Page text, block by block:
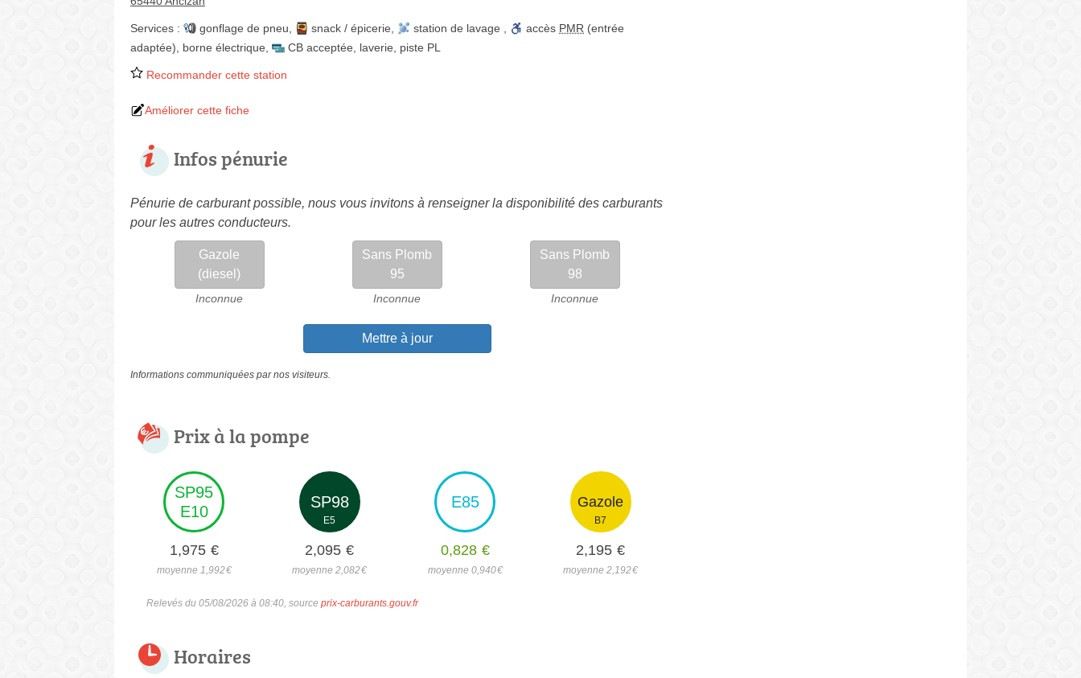
Services : gonflage de pneu snack / épicerie station de lavage accès PMR (entrée
adaptée)
borne électrique CB acceptée laverie piste PL
Recommander cette station
Améliorer cette fiche
Infos pénurie
Pénurie de carburant possible, nous vous invitons à renseigner la disponibilité des carburants
pour les autres conducteurs.
Gazole
(diesel)
Inconnue
Sans Plomb
95
Inconnue
Sans Plomb
98
Inconnue
Mettre à jour
Informations communiquées par nos visiteurs.
Prix à la pompe
SP95
E10
1,975 €
moyenne 1,992€
SP98
E5
2,095 €
moyenne 2,082€
E85
0,828 €
moyenne 0,940€
Gazole
B7
2,195 €
moyenne 2,192€
Relevés du 05/08/2026 à 08:40, source prix-carburants.gouv.fr
Horaires